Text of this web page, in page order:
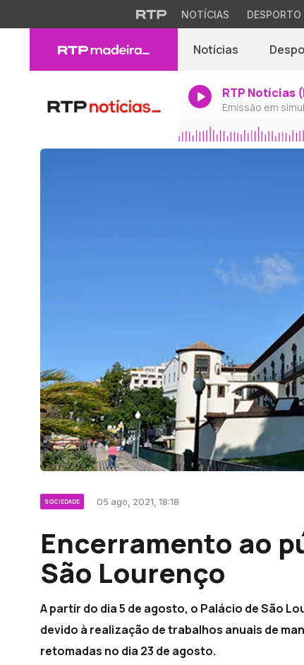
NOTÍCIAS DESPORTO
Notícias
RTP Notícias
Emissão em
SOCIEDADE 05 ago, 2021, 18:18
Encerramento ao
São Lourenço
A partir do dia 5 de agosto, o Palácio de São
devido à realização de trabalhos anuais de
retomadas no dia 23 de agosto.